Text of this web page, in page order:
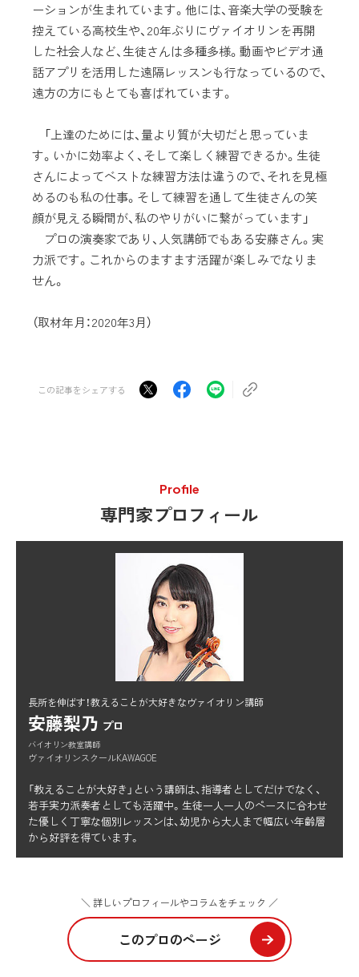
ーションが生まれています。他には、音楽大学の受験を
控えている高校生や、20年ぶりにヴァイオリンを再開
した社会人など、生徒さんは多種多様。動画やビデオ通
話アプリを活用した遠隔レッスンも行なっているので、
遠方の方にもとても喜ばれています。
「上達のためには、量より質が大切だと思っていま
す。いかに効率よく、そして楽しく練習できるか。生徒
さんによってベストな練習方法は違うので、それを見極
めるのも私の仕事。そして練習を通して生徒さんの笑
顔が見える瞬間が、私のやりがいに繋がっています」
プロの演奏家であり、人気講師でもある安藤さん。実
力派です。これからのますます活躍が楽しみでなりま
せん。
（取材年月：2020年3月）
この記事をシェアする
Profile
専門家プロフィール
長所を伸ばす！教えることが大好きなヴァイオリン講師
安藤梨乃 プロ
バイオリン教室講師
ヴァイオリンスクールKAWAGOE
「教えることが大好き」という講師は、指導者としてだけでなく、
若手実力派奏者としても活躍中。生徒一人一人のペースに合わせ
た優しく丁寧な個別レッスンは、幼児から大人まで幅広い年齢層
から好評を得ています。
＼ 詳しいプロフィールやコラムをチェック ／
このプロのページ